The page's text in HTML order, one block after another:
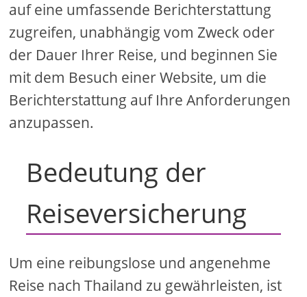
auf eine umfassende Berichterstattung
zugreifen, unabhängig vom Zweck oder
der Dauer Ihrer Reise, und beginnen Sie
mit dem Besuch einer Website, um die
Berichterstattung auf Ihre Anforderungen
anzupassen.
Bedeutung der
Reiseversicherung
Um eine reibungslose und angenehme
Reise nach Thailand zu gewährleisten, ist